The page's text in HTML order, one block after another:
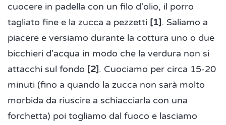
cuocere in padella con un filo d'olio, il porro
tagliato fine e la zucca a pezzetti [1]. Saliamo a
piacere e versiamo durante la cottura uno o due
bicchieri d'acqua in modo che la verdura non si
attacchi sul fondo [2]. Cuociamo per circa 15-20
minuti (fino a quando la zucca non sarà molto
morbida da riuscire a schiacciarla con una
forchetta) poi togliamo dal fuoco e lasciamo